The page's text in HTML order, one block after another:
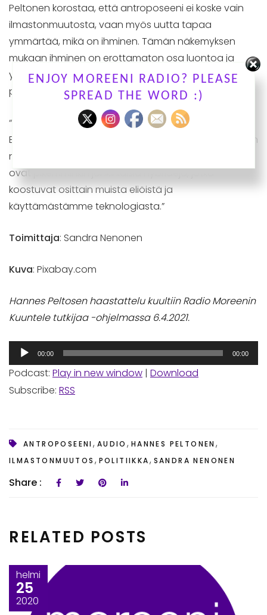
Peltonen korostaa, että antroposeeni ei koske vain
ilmastonmuutosta, vaan myös uutta tapaa
ymmärtää, mikä on ihminen. Tämän näkemyksen
mukaan ihminen on erottamaton osa luontoa ja
ympäristöä, eikä luontoa tulisi nähdä vain
passiivisena taustana ihmisen toimille.
“Emme ole olemassa ilman muita eliöitä sisällämme.
Esimerkiksi ihmisessä olevista soluista itse asiassa vain
noin kymmenen prosenttia on ihmissoluja. Ihmiset
ovat pikemminkin jonkinlaisia hybridejä, jotka
koostuvat osittain muista eliöistä ja
käyttämästämme teknologiasta.”
Toimittaja: Sandra Nenonen
Kuva: Pixabay.com
Hannes Peltosen haastattelu kuultiin Radio Moreenin
Kuuntele tutkijaa -ohjelmassa 6.4.2021.
Äänitoistin
00:00 00:00
Podcast: Play in new window | Download
Subscribe: RSS
ANTROPOSEENI, AUDIO , HANNES PELTONEN ,
ILMASTONMUUTOS , POLITIIKKA, SANDRA NENONEN
Share :
RELATED POSTS
helmi
25
2020
ENJOY MOREENI RADIO? PLEASE
SPREAD THE WORD :)